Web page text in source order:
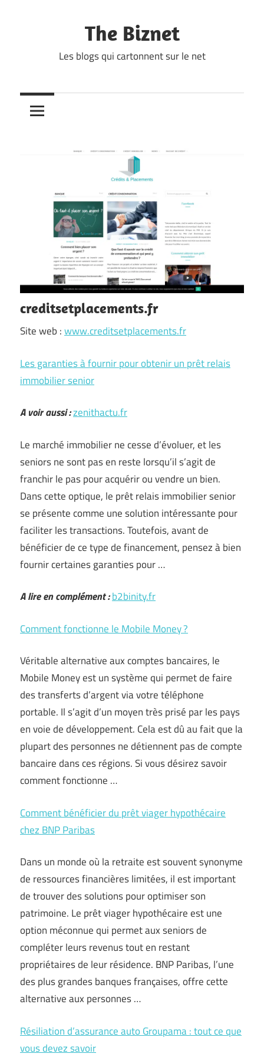
The Biznet
Les blogs qui cartonnent sur le net
creditsetplacements.fr
Site web :www.creditsetplacements.fr
Les garanties à fournir pour obtenir un prêt relais
immobilier senior
A voir aussi :zenithactu.fr
Le marché immobilier ne cesse d’évoluer, et les
seniors ne sont pas en reste lorsqu’il s’agit de
franchir le pas pour acquérir ou vendre un bien.
Dans cette optique, le prêt relais immobilier senior
se présente comme une solution intéressante pour
faciliter les transactions. Toutefois, avant de
bénéficier de ce type de financement, pensez à bien
fournir certaines garanties pour …
A lire en complément :b2binity.fr
Comment fonctionne le Mobile Money ?
Véritable alternative aux comptes bancaires, le
Mobile Money est un système qui permet de faire
des transferts d’argent via votre téléphone
portable. Il s’agit d’un moyen très prisé par les pays
en voie de développement. Cela est dû au fait que la
plupart des personnes ne détiennent pas de compte
bancaire dans ces régions. Si vous désirez savoir
comment fonctionne …
Comment bénéficier du prêt viager hypothécaire
chez BNP Paribas
Dans un monde où la retraite est souvent synonyme
de ressources financières limitées, il est important
de trouver des solutions pour optimiser son
patrimoine. Le prêt viager hypothécaire est une
option méconnue qui permet aux seniors de
compléter leurs revenus tout en restant
propriétaires de leur résidence. BNP Paribas, l’une
des plus grandes banques françaises, offre cette
alternative aux personnes …
Résiliation d’assurance auto Groupama : tout ce que
vous devez savoir